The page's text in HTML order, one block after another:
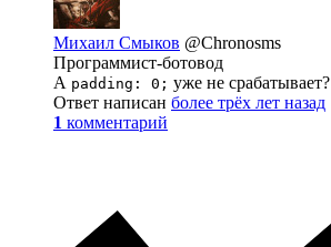
Михаил Смыков @Chronosms
Программист-ботовод
А padding: 0; уже не срабатывает?
Ответ написан более трёх лет назад
1 комментарий